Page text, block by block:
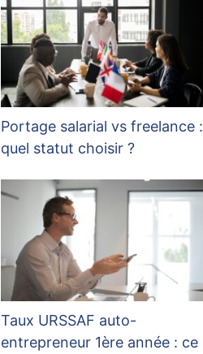
Portage salarial vs freelance :
quel statut choisir ?
Taux URSSAF auto-
entrepreneur 1ère année : ce